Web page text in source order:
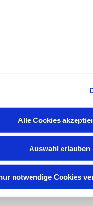
Alle Cookies
Auswahl erlauben
notwendige Cookies